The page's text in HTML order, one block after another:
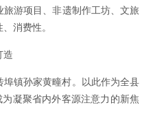
游项目、非遗制作工坊、文旅
消费性。
造
镇孙家黄疃村。以此作为全县
凝聚省内外客源注意力的新焦